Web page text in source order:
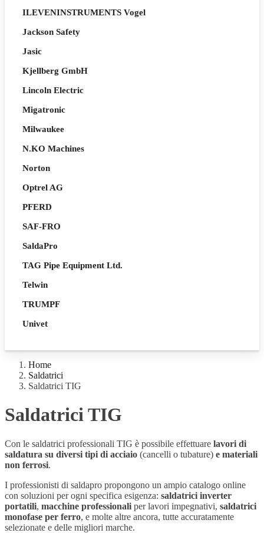
ILEVENINSTRUMENTS Vogel
Jackson Safety
Jasic
Kjellberg GmbH
Lincoln Electric
Migatronic
Milwaukee
N.KO Machines
Norton
Optrel AG
PFERD
SAF-FRO
SaldaPro
TAG Pipe Equipment Ltd.
Telwin
TRUMPF
Univet
Home
Saldatrici
Saldatrici TIG
Saldatrici TIG
Con le saldatrici professionali TIG è possibile effettuare lavori di
saldatura su diversi tipi di acciaio (cancelli o tubature) e materiali
non ferrosi.
I professionisti di saldapro propongono un ampio catalogo online
con soluzioni per ogni specifica esigenza: saldatrici inverter
portatili, macchine professionali per lavori impegnativi, saldatrici
monofase per ferro, e molte altre ancora, tutte accuratamente
selezionate e delle migliori marche.